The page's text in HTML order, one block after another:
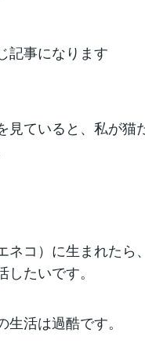
記事になります
見ていると、私が猫
ネコ）に生まれた
たいです。
活は過酷です。